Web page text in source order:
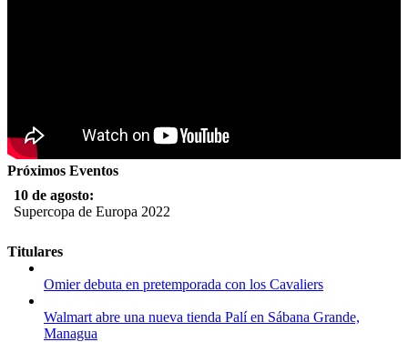
Próximos Eventos
10 de agosto:
Supercopa de Europa 2022
11 al 21 de agosto:
Campeonato Europeo de Natación 2022
12 de agosto:
Empieza La Liga 2022-2023
Titulares
Omier debuta en pretemporada con los Cavaliers
Walmart abre una nueva tienda Palí en Sábana Grande,
Managua